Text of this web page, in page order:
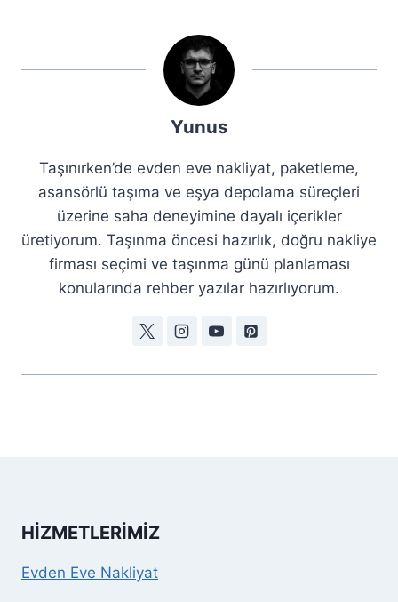
Yunus
Taşınırken’de evden eve nakliyat, paketleme,
asansörlü taşıma ve eşya depolama süreçleri
üzerine saha deneyimine dayalı içerikler
üretiyorum. Taşınma öncesi hazırlık, doğru nakliye
firması seçimi ve taşınma günü planlaması
konularında rehber yazılar hazırlıyorum.
HIZMETLERIMIZ
Evden Eve Nakliyat